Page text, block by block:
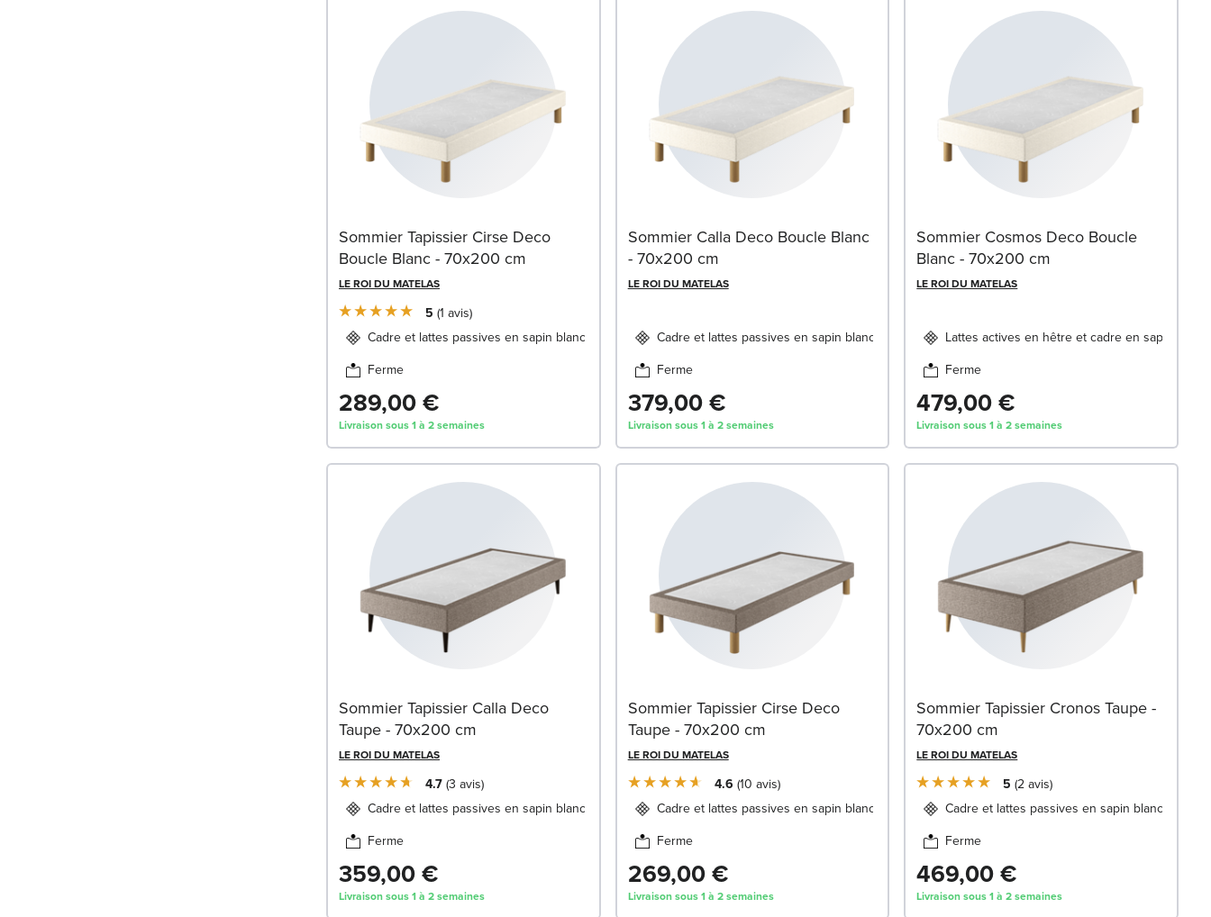
Sommier Tapissier Cirse Deco
Boucle Blanc - 70x200 cm
LE ROI DU MATELAS
5 1 avis
Cadre et lattes passives en sapin blanc
Ferme
289,00 €
Livraison sous 1 à 2 semaines
Sommier Calla Deco Boucle Blanc
- 70x200 cm
LE ROI DU MATELAS
Cadre et lattes passives en sapin blanc
Ferme
379,00 €
Livraison sous 1 à 2 semaines
Sommier Cosmos Deco Boucle
Blanc - 70x200 cm
LE ROI DU MATELAS
Lattes actives en hêtre et cadre en sapin blanc
Ferme
479,00 €
Livraison sous 1 à 2 semaines
Sommier Tapissier Calla Deco
Taupe - 70x200 cm
LE ROI DU MATELAS
4.7 3 avis
Cadre et lattes passives en sapin blanc
Ferme
359,00 €
Livraison sous 1 à 2 semaines
Sommier Tapissier Cirse Deco
Taupe - 70x200 cm
LE ROI DU MATELAS
4.6 10 avis
Cadre et lattes passives en sapin blanc
Ferme
269,00 €
Livraison sous 1 à 2 semaines
Sommier Tapissier Cronos Taupe -
70x200 cm
LE ROI DU MATELAS
5 2avis
Cadre et lattes passives en sapin blanc
Ferme
469,00 €
Livraison sous 1 à 2 semaines